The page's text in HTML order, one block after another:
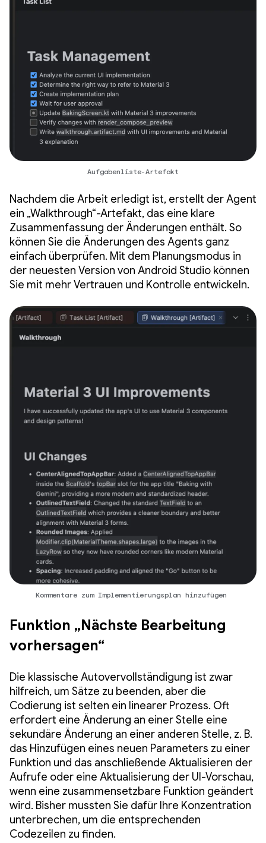
Aufgabenliste-Artefakt
Nachdem die Arbeit erledigt ist, erstellt der Agent
ein „Walkthrough“-Artefakt, das eine klare
Zusammenfassung der Änderungen enthält. So
können Sie die Änderungen des Agents ganz
einfach überprüfen. Mit dem Planungsmodus in
der neuesten Version von Android Studio können
Sie mit mehr Vertrauen und Kontrolle entwickeln.
Kommentare zum Implementierungsplan hinzufügen
Funktion „Nächste Bearbeitung
vorhersagen“
Die klassische Autovervollständigung ist zwar
hilfreich, um Sätze zu beenden, aber die
Codierung ist selten ein linearer Prozess. Oft
erfordert eine Änderung an einer Stelle eine
sekundäre Änderung an einer anderen Stelle, z. B.
das Hinzufügen eines neuen Parameters zu einer
Funktion und das anschließende Aktualisieren der
Aufrufe oder eine Aktualisierung der UI-Vorschau,
wenn eine zusammensetzbare Funktion geändert
wird. Bisher mussten Sie dafür Ihre Konzentration
unterbrechen, um die entsprechenden
Codezeilen zu finden.